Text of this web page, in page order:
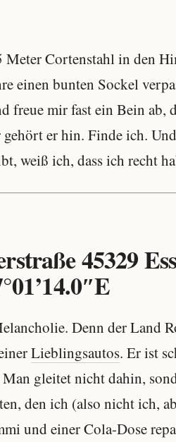
Cortenstahl in den
einen bunten Sockel
freue mir fast ein Bein ab,
er hin. Finde ich.
weiß ich, dass ich recht
45329
Denn der Land
Lieblingsautos. Er ist
gleitet nicht dahin,
den ich (also nicht ich,
und einer Cola-Dose